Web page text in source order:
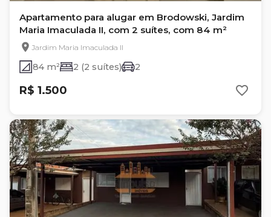
Apartamento para alugar em Brodowski, Jardim
Maria Imaculada II, com 2 suítes, com 84 m²
Jardim Maria Imaculada II
84 m² 2 (2 suítes) 2
R$ 1.500